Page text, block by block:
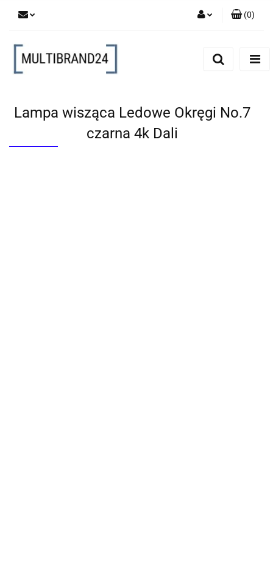
(0)
Lampa wisząca Ledowe Okręgi No.7
czarna 4k Dali